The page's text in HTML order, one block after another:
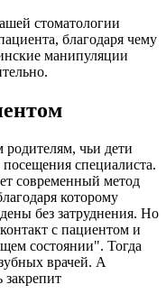
стоматологии
благодаря чему
манипуляции
чьи дети
специалиста.
современный метод
которому
без затруднения. Но
с пациентом и
состоянии". Тогда
врачей. А